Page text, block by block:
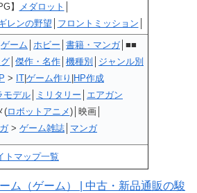
】
メダロット
レンの野望 フロントミッション
ゲーム ホビー 書籍・マンガ│■■
傑作・名作 機種別
ジャンル別
> IT|ゲーム作り |HP作成
モデル ミリタリー
エアガン
(ロボットアニメ)│映画│
> ゲーム雑誌 マンガ
トマップ一覧
ム（ゲーム） | 中古・新品通販の駿